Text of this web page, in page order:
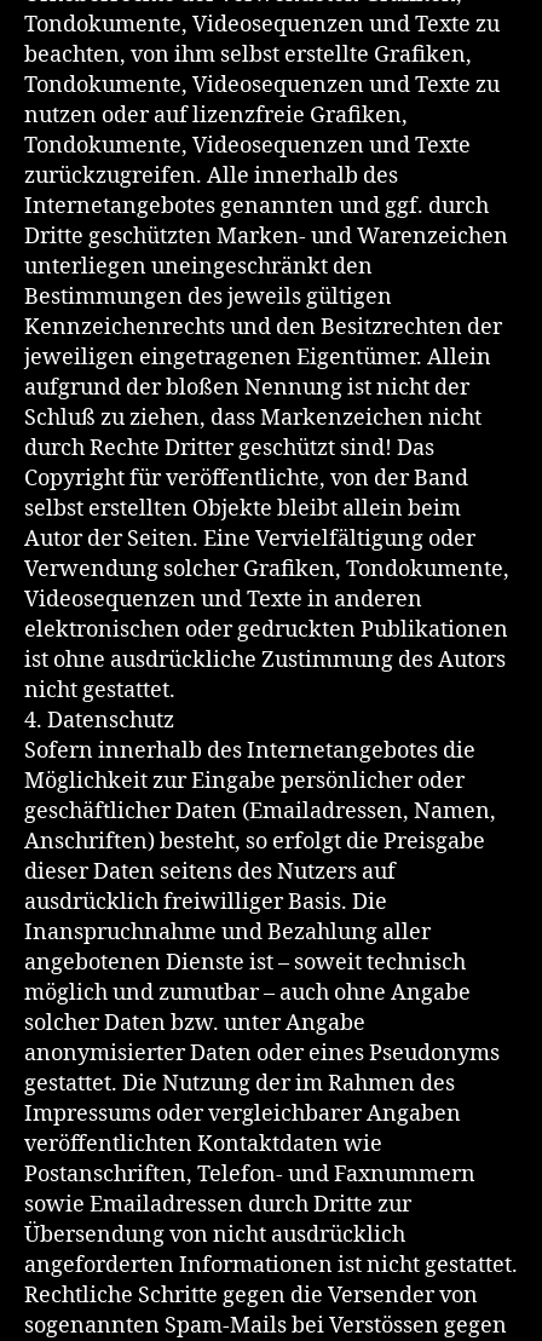
Tondokumente, Videosequenzen und Texte zu
beachten, von ihm selbst erstellte Grafiken,
Tondokumente, Videosequenzen und Texte zu
nutzen oder auf lizenzfreie Grafiken,
Tondokumente, Videosequenzen und Texte
zurückzugreifen. Alle innerhalb des
Internetangebotes genannten und ggf. durch
Dritte geschützten Marken- und Warenzeichen
unterliegen uneingeschränkt den
Bestimmungen des jeweils gültigen
Kennzeichenrechts und den Besitzrechten der
jeweiligen eingetragenen Eigentümer. Allein
aufgrund der bloßen Nennung ist nicht der
Schluß zu ziehen, dass Markenzeichen nicht
durch Rechte Dritter geschützt sind! Das
Copyright für veröffentlichte, von der Band
selbst erstellten Objekte bleibt allein beim
Autor der Seiten. Eine Vervielfältigung oder
Verwendung solcher Grafiken, Tondokumente,
Videosequenzen und Texte in anderen
elektronischen oder gedruckten Publikationen
ist ohne ausdrückliche Zustimmung des Autors
nicht gestattet.
4. Datenschutz
Sofern innerhalb des Internetangebotes die
Möglichkeit zur Eingabe persönlicher oder
geschäftlicher Daten (Emailadressen, Namen,
Anschriften) besteht, so erfolgt die Preisgabe
dieser Daten seitens des Nutzers auf
ausdrücklich freiwilliger Basis. Die
Inanspruchnahme und Bezahlung aller
angebotenen Dienste ist – soweit technisch
möglich und zumutbar – auch ohne Angabe
solcher Daten bzw. unter Angabe
anonymisierter Daten oder eines Pseudonyms
gestattet. Die Nutzung der im Rahmen des
Impressums oder vergleichbarer Angaben
veröffentlichten Kontaktdaten wie
Postanschriften, Telefon- und Faxnummern
sowie Emailadressen durch Dritte zur
Übersendung von nicht ausdrücklich
angeforderten Informationen ist nicht gestattet.
Rechtliche Schritte gegen die Versender von
sogenannten Spam-Mails bei Verstössen gegen